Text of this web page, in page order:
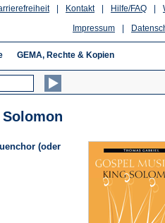
Hilfe/FAQ
Kontakt
Impressum
GEMA, Rechte & Kopien
(oder